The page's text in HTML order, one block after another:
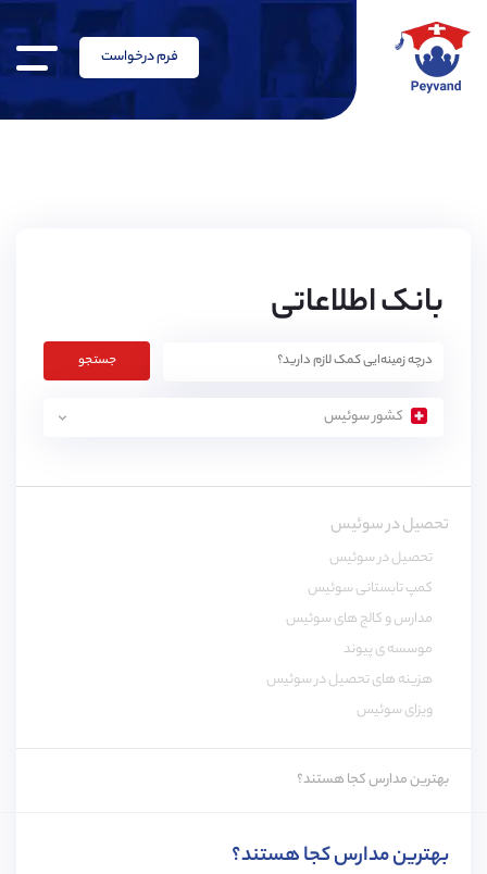
فرم درخواست
بانک اطلاعاتی
جستجو
کشور سوئیس
تحصیل در سوئیس
تحصیل در سوئیس
کمپ تابستانی سوئیس
مدارس و کالج های سوئیس
موسسه ی پیوند
هزینه های تحصیل در سوئیس
ویزای سوئیس
بهترین مدارس کجا هستند؟
بهترین مدارس کجا هستند؟